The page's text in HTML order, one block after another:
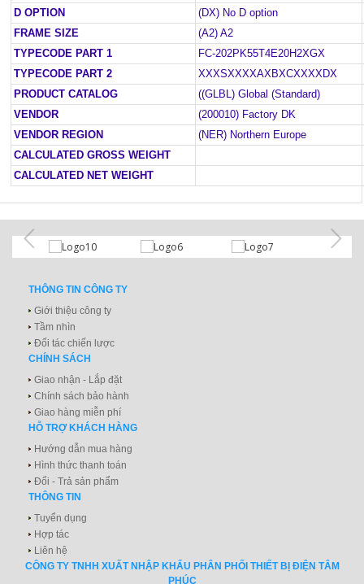
D OPTION
(DX) No D option
FRAME SIZE
(A2) A2
TYPECODE PART 1
FC-202PK55T4E20H2XGX
TYPECODE PART 2
XXXSXXXXAXBXCXXXXDX
PRODUCT CATALOG
((GLBL) Global (Standard)
VENDOR
(200010) Factory DK
VENDOR REGION
(NER) Northern Europe
CALCULATED GROSS WEIGHT
CALCULATED NET WEIGHT
THÔNG TIN CÔNG TY
Giới thiệu công ty
Tầm nhìn
Đối tác chiến lược
CHÍNH SÁCH
Giao nhận - Lắp đặt
Chính sách bảo hành
Giao hàng miễn phí
HỖ TRỢ KHÁCH HÀNG
Hướng dẫn mua hàng
Hình thức thanh toán
Đổi - Trả sản phẩm
THÔNG TIN
Tuyển dụng
Hợp tác
Liên hệ
CÔNG TY TNHH XUẤT NHẬP KHẨU PHÂN PHỐI THIẾT BỊ ĐIỆN TÂM
PHÚC